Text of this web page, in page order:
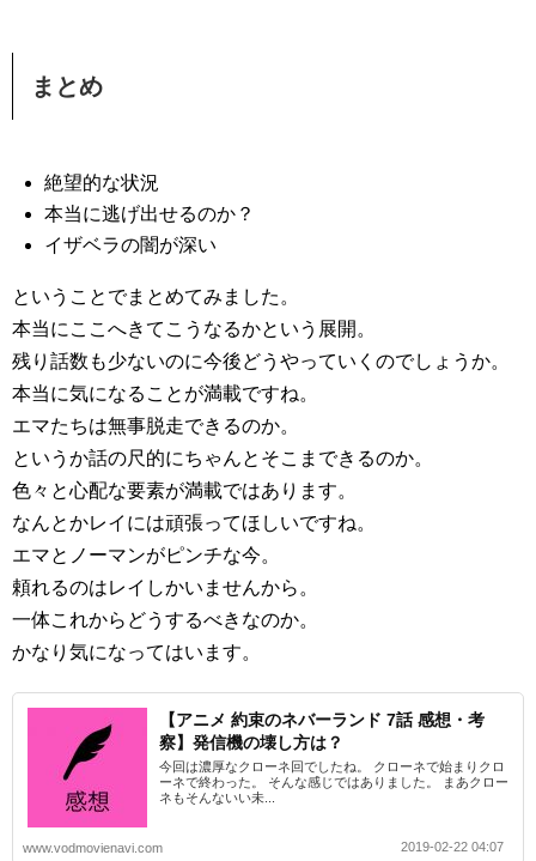
まとめ
絶望的な状況
本当に逃げ出せるのか？
イザベラの闇が深い
ということでまとめてみました。
本当にここへきてこうなるかという展開。
残り話数も少ないのに今後どうやっていくのでしょうか。
本当に気になることが満載ですね。
エマたちは無事脱走できるのか。
というか話の尺的にちゃんとそこまできるのか。
色々と心配な要素が満載ではあります。
なんとかレイには頑張ってほしいですね。
エマとノーマンがピンチな今。
頼れるのはレイしかいませんから。
一体これからどうするべきなのか。
かなり気になってはいます。
【アニメ 約束のネバーランド 7話 感想・考
察】発信機の壊し方は？
今回は濃厚なクローネ回でしたね。 クローネで始まりクロ
ーネで終わった。 そんな感じではありました。 まあクロー
ネもそんないい未...
www.vodmovienavi.com 2019-02-22 04:07